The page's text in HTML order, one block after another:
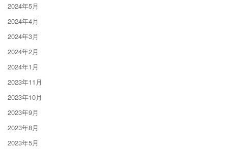
2024年5月
2024年4月
2024年3月
2024年2月
2024年1月
2023年11月
2023年10月
2023年9月
2023年8月
2023年5月